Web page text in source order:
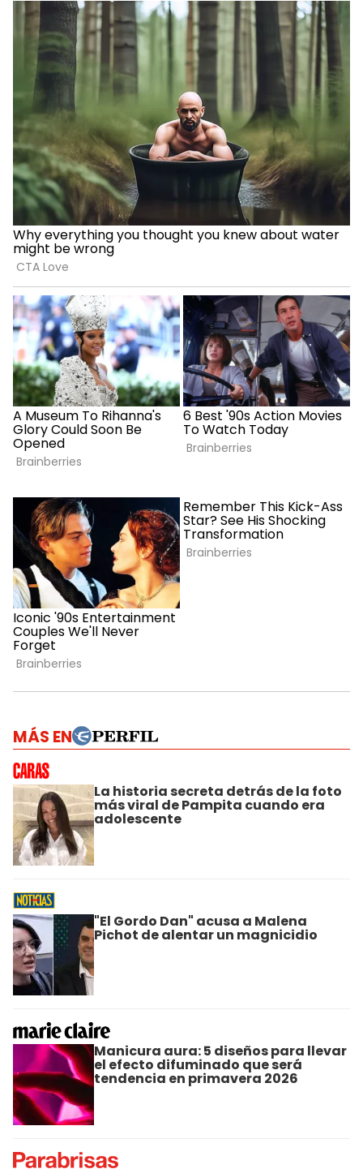
MÁS EN
La historia secreta detrás de la foto
más viral de Pampita cuando era
adolescente
"El Gordo Dan" acusa a Malena
Pichot de alentar un magnicidio
Manicura aura: 5 diseños para llevar
el efecto difuminado que será
tendencia en primavera 2026